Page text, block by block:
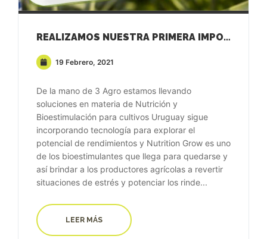
REALIZAMOS NUESTRA PRIMERA IMPORTACIÓN DE NUTRITION GROW EN URUGUAY
19 Febrero, 2021
De la mano de 3 Agro estamos llevando
soluciones en materia de Nutrición y
Bioestimulación para cultivos Uruguay sigue
incorporando tecnología para explorar el
potencial de rendimientos y Nutrition Grow es uno
de los bioestimulantes que llega para quedarse y
así brindar a los productores agrícolas a revertir
situaciones de estrés y potenciar los rinde...
LEER MÁS